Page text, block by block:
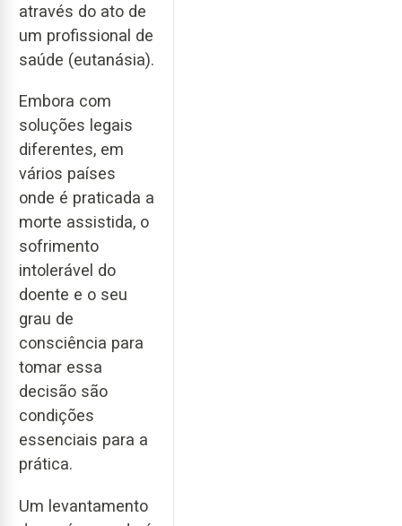
através do ato de
um profissional de
saúde (eutanásia).
Embora com
soluções legais
diferentes, em
vários países
onde é praticada a
morte assistida, o
sofrimento
intolerável do
doente e o seu
grau de
consciência para
tomar essa
decisão são
condições
essenciais para a
prática.
Um levantamento